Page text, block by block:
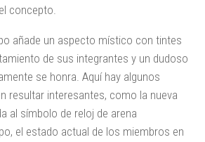
concepto.
añade un aspecto místico con tintes
de sus integrantes y un dudoso
se honra. Aquí hay algunos
resultar interesantes, como la nueva
al símbolo de reloj de arena
el estado actual de los miembros en